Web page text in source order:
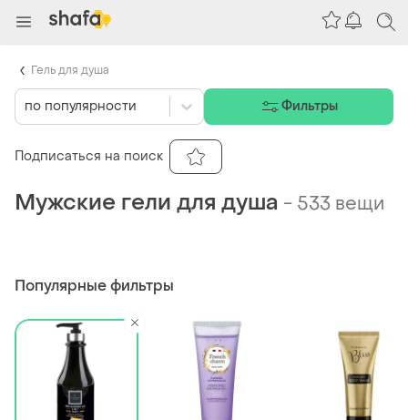
Мужские гели для душа - 533 вещи
Популярные фильтры
по популярности Фильтры
Подписаться на поиск
Гель для душа